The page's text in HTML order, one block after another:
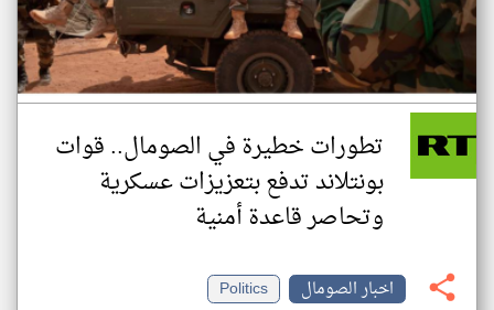
تطورات خطيرة في الصومال.. قوات
بونتلاند تدفع بتعزيزات عسكرية
وتحاصر قاعدة أمنية
اخبار الصومال
Politics